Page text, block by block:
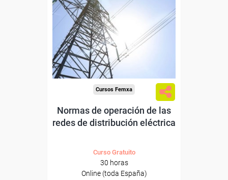
Para desempleados,
trabajadores y autónomos.
Sector
-Metal.
Cursos Femxa
Normas de operación de las
redes de distribución eléctrica
Curso Gratuito
30 horas
Online (toda España)